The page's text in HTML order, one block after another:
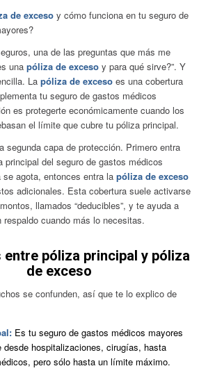
de excesoy cómo funciona en tu seguro de
una de las preguntas que más me
una póliza de excesoy para qué sirve?”. Y
La póliza de excesoes una cobertura
tu seguro de gastos médicos
es protegerte económicamente cuando los
el límite que cubre tu póliza principal.
segunda capa de protección. Primero entra
principal del seguro de gastos médicos
agota, entonces entra la póliza de exceso
adicionales. Esta cobertura suele activarse
llamados “deducibles”, y te ayuda a
respaldo cuando más lo necesitas.
entre póliza principal y póliza
de exceso
se confunden, así que te lo explico de
Es tu seguro de gastos médicos mayores
desde hospitalizaciones, cirugías, hasta
pero sólo hasta un límite máximo.